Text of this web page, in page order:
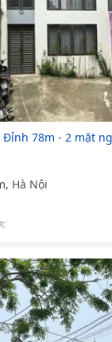
78m - 2 mặt
Hà Nội